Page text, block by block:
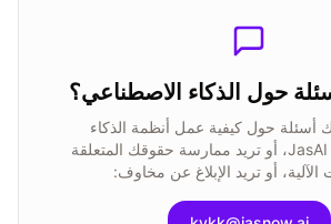
حول الذكاء الاصطناعي؟
أسئلة حول كيفية عمل أنظمة الذكاء
الاصطناعي في JasAI، أو تريد ممارسة حقوقك المتعلقة
الآلية، أو تريد الإبلاغ عن مخاوف: